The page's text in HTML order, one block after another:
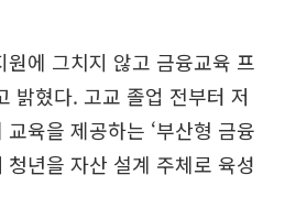
에 그치지 않고 금융교육 프
밝혔다. 고교 졸업 전부터 저
교육을 제공하는 ‘부산형 금융
청년을 자산 설계 주체로 육성